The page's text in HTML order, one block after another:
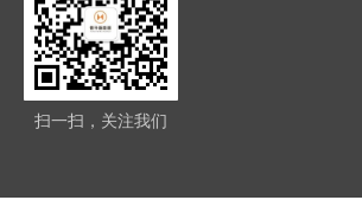
扫一扫，关注我们